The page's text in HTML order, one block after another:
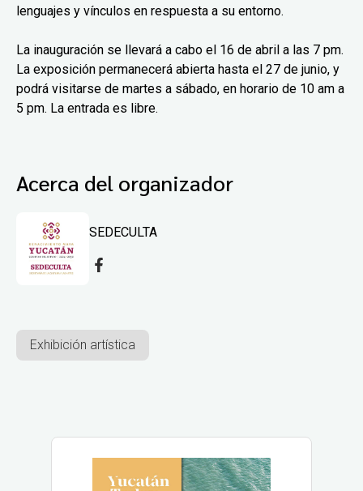
lenguajes y vínculos en respuesta a su entorno.
La inauguración se llevará a cabo el 16 de abril a las 7 pm.
La exposición permanecerá abierta hasta el 27 de junio, y
podrá visitarse de martes a sábado, en horario de 10 am a
5 pm. La entrada es libre.
Acerca del organizador
SEDECULTA
Exhibición artística